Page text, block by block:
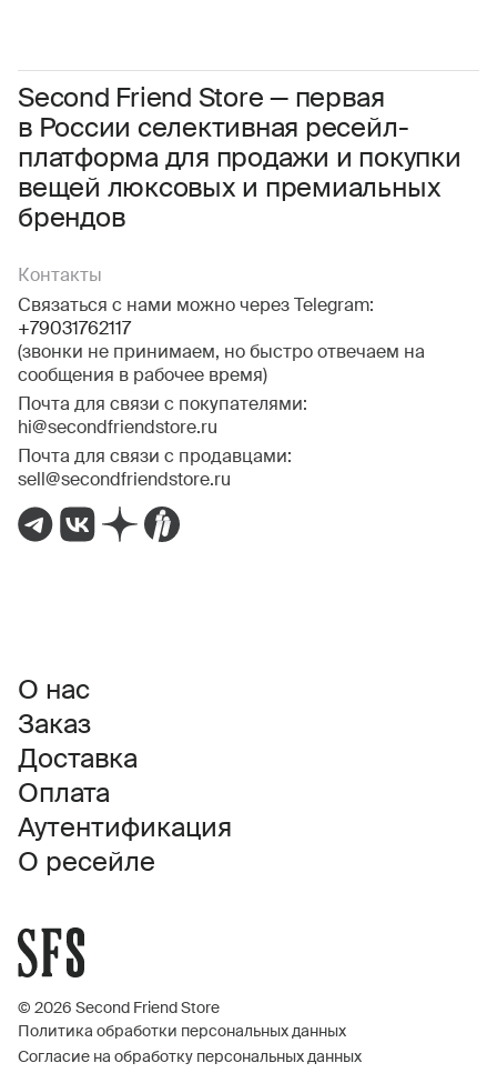
Second Friend Store — первая
в России селективная ресейл-
платформа для продажи и покупки
вещей люксовых и премиальных
брендов
Контакты
Связаться с нами можно через Telegram:
+79031762117
(звонки не принимаем, но быстро отвечаем на
сообщения в рабочее время)
Почта для связи с покупателями:
hi@secondfriendstore.ru
Почта для связи с продавцами:
sell@secondfriendstore.ru
Соглашаюсь с условиями Пользовательского соглашения
Даю согласие на получение рекламной информации.
О нас
Заказ
Доставка
Оплата
Аутентификация
О ресейле
© 2026 Second Friend Store
Политика обработки персональных данных
Согласие на обработку персональных данных